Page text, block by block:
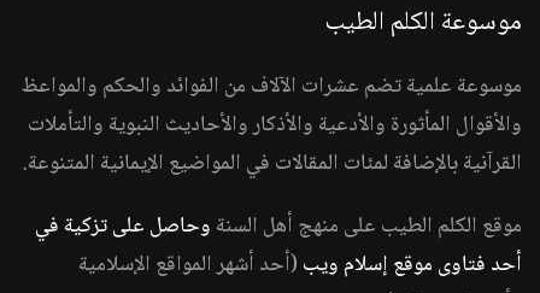
موسوعة الكلم الطيب
موسوعة علمية تضم عشرات الآلاف من الفوائد والحكم والمواعظ
والأقوال المأثورة والأدعية والأذكار والأحاديث النبوية والتأملات
القرآنية بالإضافة لمئات المقالات في المواضيع الإيمانية المتنوعة.
موقع الكلم الطيب على منهج أهل السنة وحاصل على تزكية في
أحد فتاوى موقع إسلام ويب (أحد أشهر المواقع الإسلامية